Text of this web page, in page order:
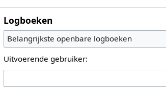
Logboeken
Belangrijkste openbare logboeken
Uitvoerende gebruiker: